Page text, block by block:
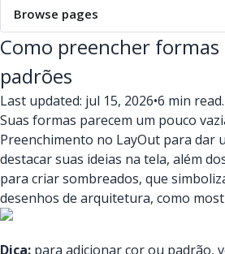
Browse pages
Como preencher formas
padrões
Last updated: jul 15, 2026•6 min read.
Suas formas parecem um pouco
Preenchimento no LayOut para dar
destacar suas ideias na tela, além
para criar sombreados, que
desenhos de arquitetura, como
Dica: para adicionar cor ou padrão,